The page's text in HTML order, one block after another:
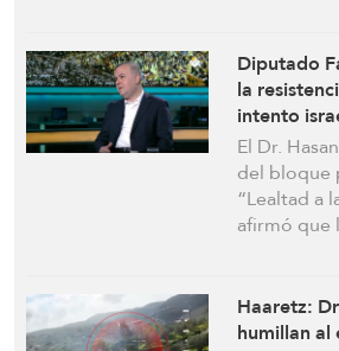
Diputado
la
intento
zona de
sur del
El Dr.
del bloque
“Lealtad a
afirmó
Haaretz:
humillan